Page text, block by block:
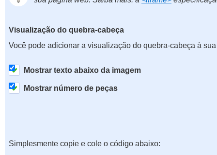
Visualização do quebra-cabeça
Você pode adicionar a visualização do quebra-cabeça à
Mostrar texto abaixo da imagem
Mostrar número de peças
Simplesmente copie e cole o código abaixo: